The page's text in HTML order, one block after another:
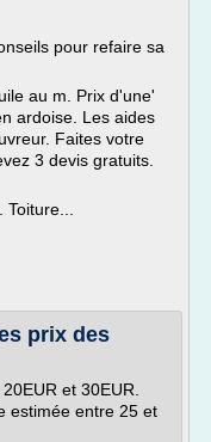
pour refaire sa
au m. Prix d'une'
ardoise. Les aides
Faites votre
3 devis gratuits.
prix des
et 30EUR.
estimée entre 25 et